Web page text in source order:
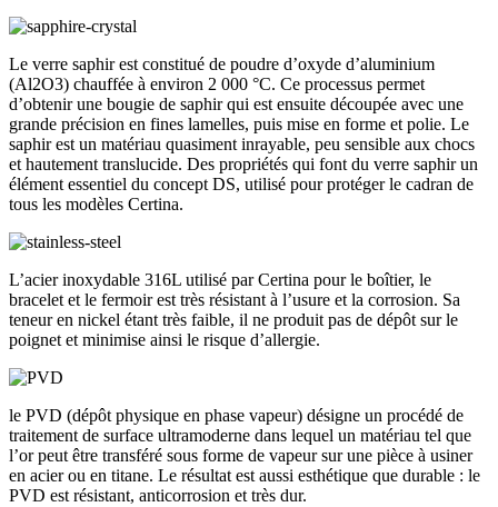
Le verre saphir est constitué de poudre d’oxyde d’aluminium
(Al2O3) chauffée à environ 2 000 °C. Ce processus permet
d’obtenir une bougie de saphir qui est ensuite découpée avec une
grande précision en fines lamelles, puis mise en forme et polie. Le
saphir est un matériau quasiment inrayable, peu sensible aux chocs
et hautement translucide. Des propriétés qui font du verre saphir un
élément essentiel du concept DS, utilisé pour protéger le cadran de
tous les modèles Certina.
L’acier inoxydable 316L utilisé par Certina pour le boîtier, le
bracelet et le fermoir est très résistant à l’usure et la corrosion. Sa
teneur en nickel étant très faible, il ne produit pas de dépôt sur le
poignet et minimise ainsi le risque d’allergie.
le PVD (dépôt physique en phase vapeur) désigne un procédé de
traitement de surface ultramoderne dans lequel un matériau tel que
l’or peut être transféré sous forme de vapeur sur une pièce à usiner
en acier ou en titane. Le résultat est aussi esthétique que durable : le
PVD est résistant, anticorrosion et très dur.